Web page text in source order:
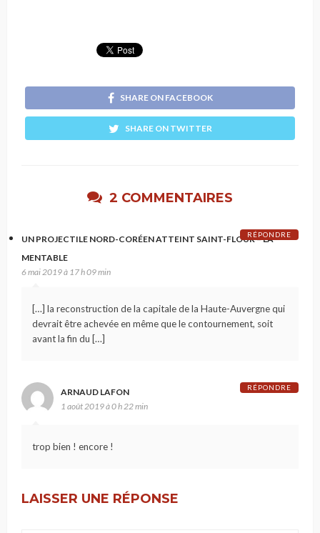
SHARE ON FACEBOOK
SHARE ON TWITTER
2 COMMENTAIRES
UN PROJECTILE NORD-CORÉEN ATTEINT SAINT-FLOUR – LA
MENTABLE
6 mai 2019 à 17 h 09 min
[…] la reconstruction de la capitale de la Haute-Auvergne qui
devrait être achevée en même que le contournement, soit
avant la fin du […]
RÉPONDRE
ARNAUD LAFON
1 août 2019 à 0 h 22 min
trop bien ! encore !
RÉPONDRE
LAISSER UNE RÉPONSE